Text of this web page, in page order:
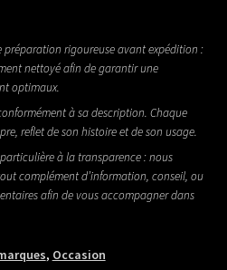
préparation rigoureuse avant expédition :
nettoyé afin de garantir une
optimaux.
à sa description. Chaque
reflet de son histoire et de son usage.
à la transparence : nous
complément d’information, conseil, ou
afin de vous accompagner dans
, Occasion